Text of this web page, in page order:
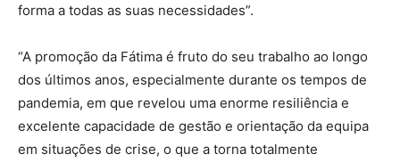
forma a todas as suas necessidades”.
“A promoção da Fátima é fruto do seu trabalho ao longo
dos últimos anos, especialmente durante os tempos de
pandemia, em que revelou uma enorme resiliência e
excelente capacidade de gestão e orientação da equipa
em situações de crise, o que a torna totalmente